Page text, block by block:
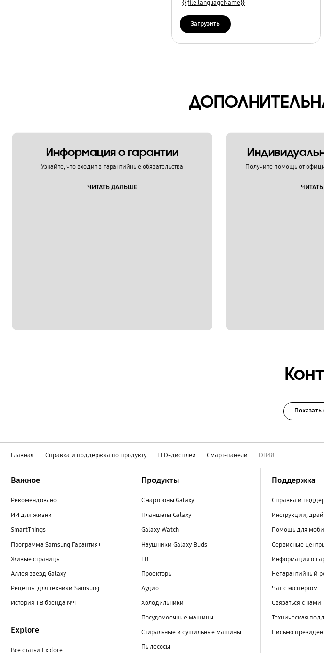
{{file.languageName}}
Загрузить
Информация о гарантии
Узнайте, что входит в гарантийные обязательства
ЧИТАТЬ ДАЛЬШЕ
Получите помощь от
Главная Справка и поддержка по продукту LFD-дисплеи Смарт-панели DB48E
Важное
Рекомендовано
ИИ для жизни
SmartThings
Программа Samsung Гарантия+
Живые страницы
Аллея звезд Galaxy
Рецепты для техники Samsung
История ТВ бренда №1
Explore
Все статьи Explore
Продукты
Смартфоны Galaxy
Планшеты Galaxy
Galaxy Watch
Наушники Galaxy Buds
ТВ
Проекторы
Аудио
Холодильники
Посудомоечные машины
Стиральные и сушильные машины
Пылесосы
Поддержка
Справка и
Инструкции,
Помощь для
Сервисные
Информация о
Негарантийный
Чат с экспертом
Связаться с нами
Техническая
Письмо